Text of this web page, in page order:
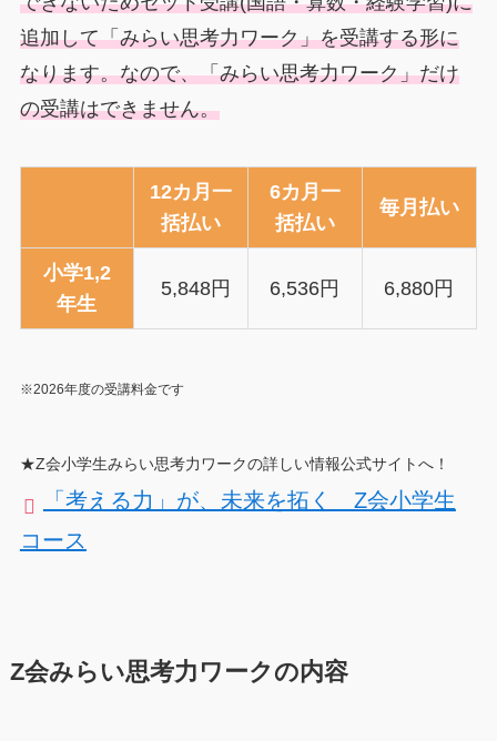
追加して「みらい思考力ワーク」を受講する形に
なります。なので、「みらい思考力ワーク」だけ
の受講はできません。
12カ月一
括払い
6カ月一
括払い
毎月払い
小学1,2
年生
5,848円 6,536円 6,880円
※2026年度の受講料金です
★Z会小学生みらい思考力ワークの詳しい情報公式サイトへ！
「考える力」が、未来を拓く Z会小学生
コース
Z会みらい思考力ワークの内容